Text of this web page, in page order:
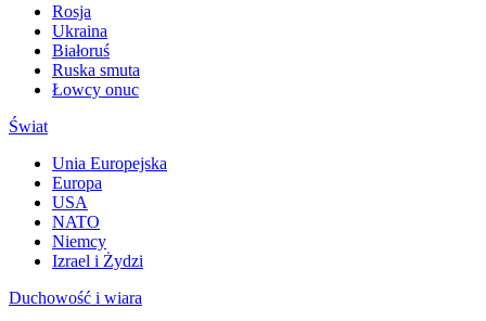
Rosja
Ukraina
Białoruś
Ruska smuta
Łowcy onuc
Świat
Unia Europejska
Europa
USA
NATO
Niemcy
Izrael i Żydzi
Duchowość i wiara